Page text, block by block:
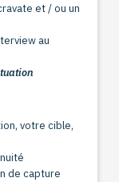
et / ou un
au
votre cible,
de capture